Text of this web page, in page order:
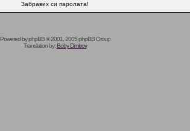
Забравих си паролата!
Powered byphpBB© 2001, 2005 phpBB Group
Translation by:Boby Dimitrov